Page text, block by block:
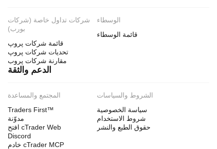
شركات تداول خاصة (شركات
بورب)
قائمة شركات پروپ
تحديات شركات پروپ
مقارنة شركات پروب
الوسطاء
قائمة الوسطاء
الدعم والثقة
المجتمع والمساعدة
Traders First™
مدوّنة
افتح cTrader Web
Discord
خادم cTrader MCP
الشروط والسياسات
سياسة الخصوصية
شروط الاستخدام
حقوق الطبع والنشر